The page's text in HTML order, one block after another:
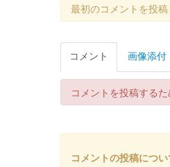
厩橋城（前
前橋城 御城印
前橋城 御城印
最初のコメントを投稿
コメント 画像添付
コメントを投稿する
コメントの投稿につい